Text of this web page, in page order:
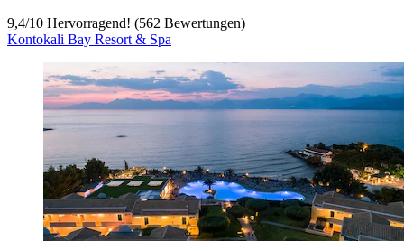
9,4/10 Hervorragend! (562 Bewertungen)
Kontokali Bay Resort & Spa